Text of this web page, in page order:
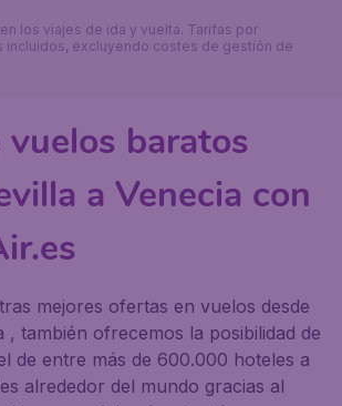
los viajes de ida y vuelta. Tarifas por
incluidos, excluyendo costes de gestión de
vuelos baratos
a Venecia con
mejores ofertas en vuelos desde
, también ofrecemos la posibilidad de
de entre más de 600.000 hoteles a
alrededor del mundo gracias al